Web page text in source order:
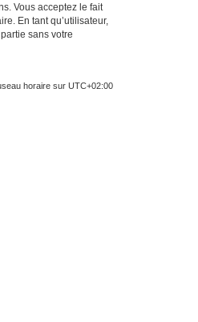
Vous acceptez le fait
En tant qu’utilisateur,
sans votre
horaire sur UTC+02:00